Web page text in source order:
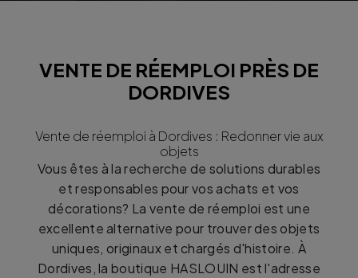
VENTE DE RÉEMPLOI PRÈS DE
DORDIVES
Vente de réemploi à Dordives : Redonner vie aux
objets
Vous êtes à la recherche de solutions durables
et responsables pour vos achats et vos
décorations? La vente de réemploi est une
excellente alternative pour trouver des objets
uniques, originaux et chargés d'histoire. À
Dordives, la boutique HASLOUIN est l'adresse